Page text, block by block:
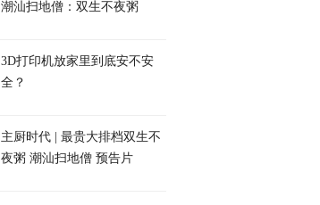
潮汕扫地僧：双生不夜粥
3D打印机放家里到底安不安
全？
主厨时代 | 最贵大排档双生不
夜粥 潮汕扫地僧 预告片